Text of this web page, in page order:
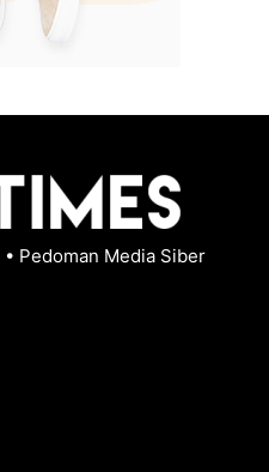
• Pedoman Media Siber